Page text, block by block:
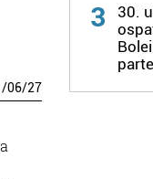
/06/27
3
30.